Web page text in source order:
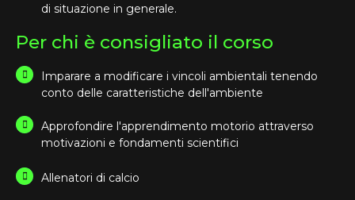
di situazione in generale.
Per chi è consigliato il corso
Imparare a modificare i vincoli ambientali tenendo
conto delle caratteristiche dell'ambiente
Approfondire l'apprendimento motorio attraverso
motivazioni e fondamenti scientifici
Allenatori di calcio